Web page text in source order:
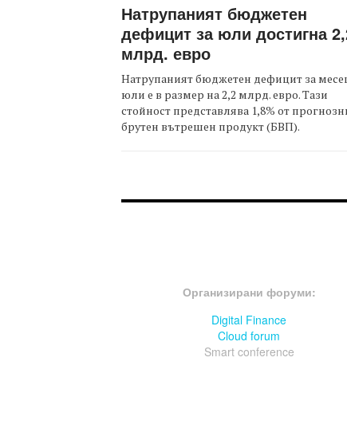
Натрупаният бюджетен
дефицит за юли достигна
млрд. евро
Натрупаният бюджетен дефицит за
юли е в размер на 2,2 млрд. евро. Тази
стойност представлява 1,8% от
брутен вътрешен продукт (БВП).
Организирани форуми:
Digital Finance
Cloud forum
Smart conference